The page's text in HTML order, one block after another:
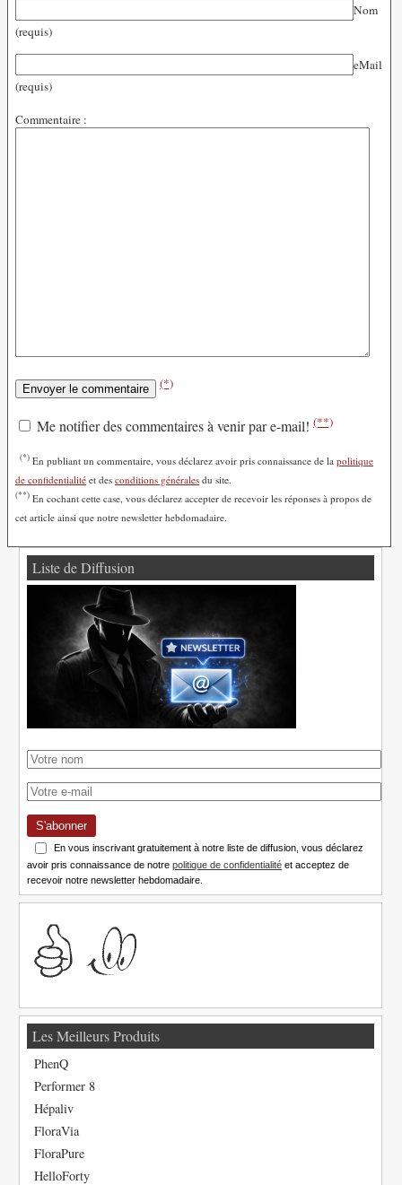
Nom
(requis)
eMail
(requis)
Commentaire :
(*)
Me notifier des commentaires à venir par e-mail! (**)
(*) En publiant un commentaire, vous déclarez avoir pris connaissance de la politique
de confidentialité et des conditions générales du site.
(**) En cochant cette case, vous déclarez accepter de recevoir les réponses à propos de
cet article ainsi que notre newsletter hebdomadaire.
Liste de Diffusion
S'abonner
En vous inscrivant gratuitement à notre liste de diffusion, vous déclarez
avoir pris connaissance de notrepolitique de confidentialité et acceptez de
recevoir notre newsletter hebdomadaire.
Les Meilleurs Produits
PhenQ
Performer 8
Hépaliv
FloraVia
FloraPure
HelloForty